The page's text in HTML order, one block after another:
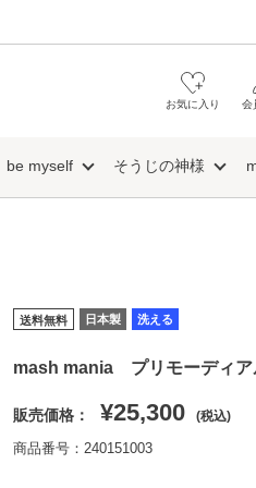
会
お気に入り
be myself そうじの神様
送料無料 日本製 洗える
mash mania プリモーディ
販売価格： ¥25,300 (税込)
商品番号：240151003